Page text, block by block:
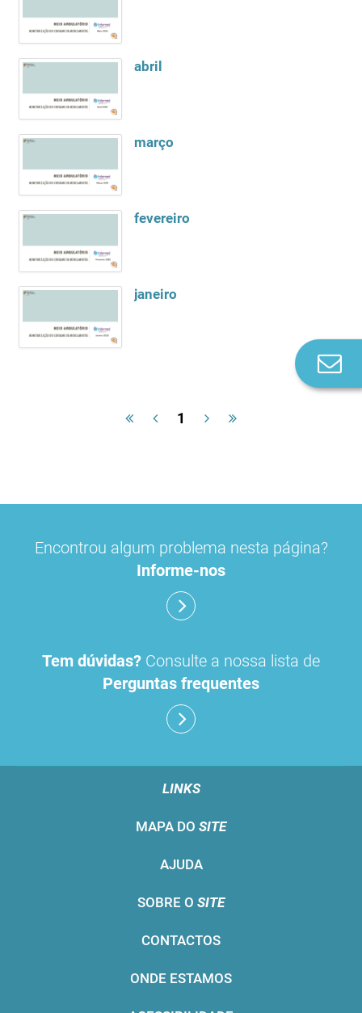
abril
março
fevereiro
janeiro
1
Encontrou algum problema nesta página?
Informe-nos
Tem dúvidas? Consulte a nossa lista de
Perguntas frequentes
LINKS
MAPA DO SITE
AJUDA
SOBRE O SITE
CONTACTOS
ONDE ESTAMOS